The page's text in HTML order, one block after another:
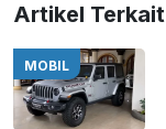
Artikel Terkait
MOBIL